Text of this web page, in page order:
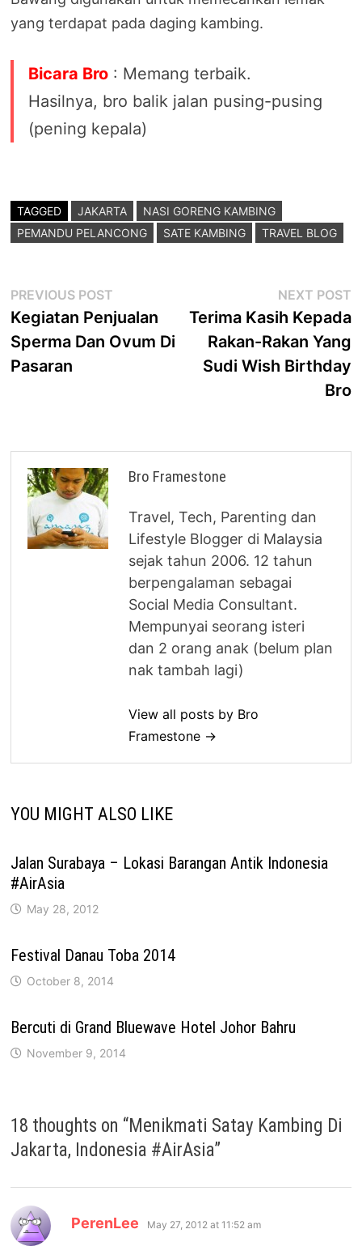
yang terdapat pada daging kambing.
Bicara Bro : Memang terbaik.
Hasilnya, bro balik jalan pusing-pusing
(pening kepala)
TAGGED JAKARTA
NASI GORENG KAMBING
PEMANDU PELANCONG
SATE KAMBING TRAVEL BLOG
Post
navigation
PREVIOUS POST
post:
Kegiatan Penjualan
Sperma Dan Ovum Di
Pasaran
NEXT POST
Terima Kasih Kepada
Rakan-Rakan Yang
Sudi Wish Birthday
Bro
Bro Framestone
Travel, Tech, Parenting dan
Lifestyle Blogger di Malaysia
sejak tahun 2006. 12 tahun
berpengalaman sebagai
Social Media Consultant.
Mempunyai seorang isteri
dan 2 orang anak (belum plan
nak tambah lagi)
View all posts by Bro
Framestone →
YOU MIGHT ALSO LIKE
Jalan Surabaya – Lokasi Barangan Antik Indonesia
#AirAsia
May 28, 2012
Festival Danau Toba 2014
October 8, 2014
Bercuti di Grand Bluewave Hotel Johor Bahru
November 9, 2014
18 thoughts on “Menikmati Satay Kambing Di
Jakarta, Indonesia #AirAsia”
PerenLee says:
May 27, 2012 at 11:52 am